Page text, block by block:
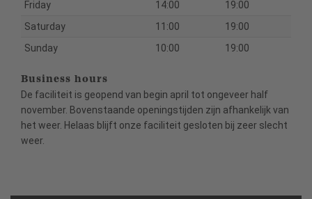
Friday
14:00
19:00
Saturday
11:00
19:00
Sunday
10:00 19:00
Business hours
De faciliteit is geopend van begin april tot ongeveer half
november. Bovenstaande openingstijden zijn afhankelijk van
het weer. Helaas blijft onze faciliteit gesloten bij zeer slecht
weer.